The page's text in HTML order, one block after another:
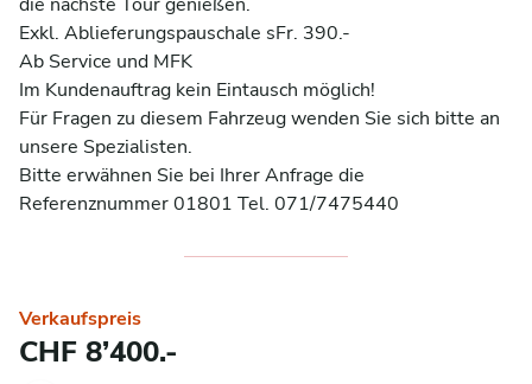
Exkl. Ablieferungspauschale sFr. 390.-
Ab Service und MFK
Im Kundenauftrag kein Eintausch möglich!
Für Fragen zu diesem Fahrzeug wenden Sie sich bitte an
unsere Spezialisten.
Bitte erwähnen Sie bei Ihrer Anfrage die
Referenznummer 01801 Tel. 071/7475440
Verkaufspreis
CHF 8’400.-